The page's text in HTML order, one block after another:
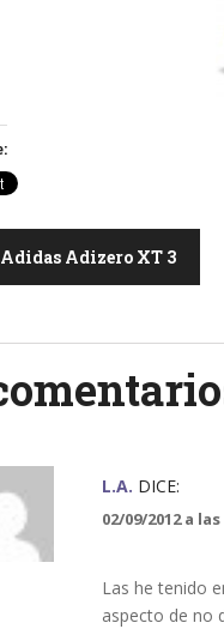
Adidas Adizero XT 3
L.A. DICE:
02/09/2012 a las
Las he tenido
aspecto de no